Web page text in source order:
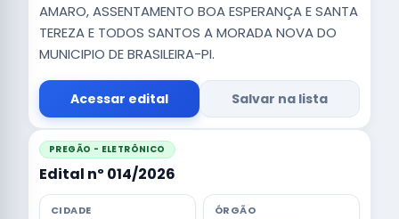
AMARO, ASSENTAMENTO BOA ESPERANÇA E SANTA
TEREZA E TODOS SANTOS A MORADA NOVA DO
MUNICIPIO DE BRASILEIRA-PI.
Acessar edital Salvar na lista
PREGÃO - ELETRÔNICO
Edital nº 014/2026
CIDADE ÓRGÃO